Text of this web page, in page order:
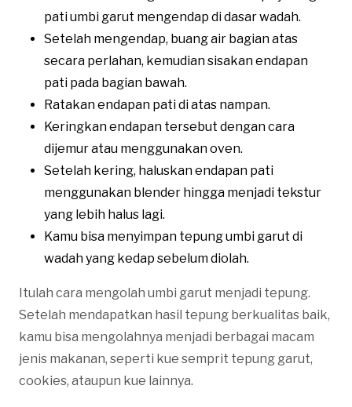
pati umbi garut mengendap di dasar wadah.
Setelah mengendap, buang air bagian atas
secara perlahan, kemudian sisakan endapan
pati pada bagian bawah.
Ratakan endapan pati di atas nampan.
Keringkan endapan tersebut dengan cara
dijemur atau menggunakan oven.
Setelah kering, haluskan endapan pati
menggunakan blender hingga menjadi tekstur
yang lebih halus lagi.
Kamu bisa menyimpan tepung umbi garut di
wadah yang kedap sebelum diolah.
Itulah cara mengolah umbi garut menjadi tepung.
Setelah mendapatkan hasil tepung berkualitas baik,
kamu bisa mengolahnya menjadi berbagai macam
jenis makanan, seperti kue semprit tepung garut,
cookies, ataupun kue lainnya.